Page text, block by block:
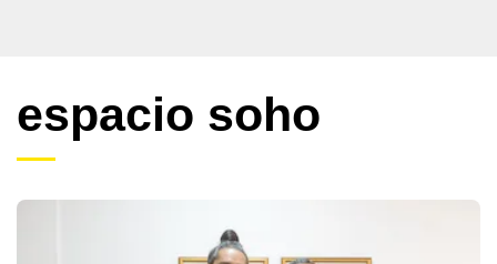
espacio soho